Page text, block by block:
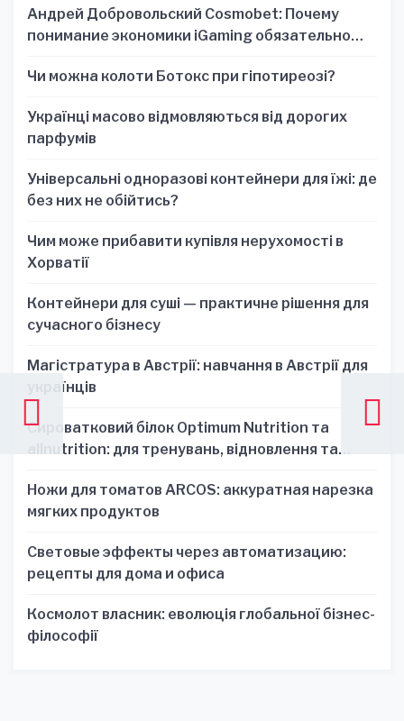
Андрей Добровольский Cosmobet: Почему
понимание экономики iGaming обязательно
Чи можна колоти Ботокс при гіпотиреозі?
Українці масово відмовляються від дорогих
парфумів
Універсальні одноразові контейнери для їжі: де
без них не обійтись?
Чим може прибавити купівля нерухомості в
Хорватії
Контейнери для суші — практичне рішення для
сучасного бізнесу
Магістратура в Австрії: навчання в Австрії для
українців
Сироватковий білок Optimum Nutrition та
allnutrition: для тренувань, відновлення та
Ножи для томатов ARCOS: аккуратная нарезка
мягких продуктов
Световые эффекты через автоматизацию:
рецепты для дома и офиса
Космолот власник: еволюція глобальної бізнес-
філософії